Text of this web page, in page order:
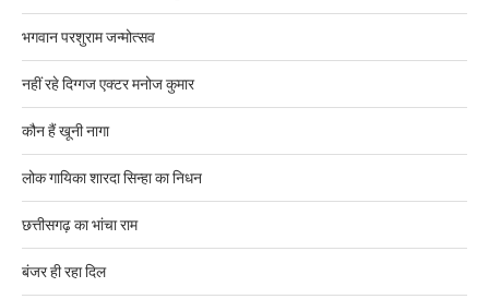
भगवान परशुराम जन्मोत्सव
नहीं रहे दिग्गज एक्टर मनोज कुमार
कौन हैं खूनी नागा
लोक गायिका शारदा सिन्हा का निधन
छत्तीसगढ़ का भांचा राम
बंजर ही रहा दिल